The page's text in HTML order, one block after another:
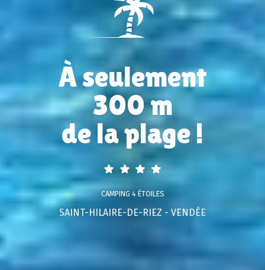
À seulement
300 m
de la plage !
CAMPING 4 ÉTOILES
SAINT-HILAIRE-DE-RIEZ - VENDÉE